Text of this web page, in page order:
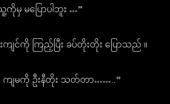
မှ မပြောပါဘူး …”
င်ကို ကြည့်ပြီး ခပ်တိုးတိုး ပြောသည် ။
ကျမကို ဦးနီတိုး သတ်တာ……..”